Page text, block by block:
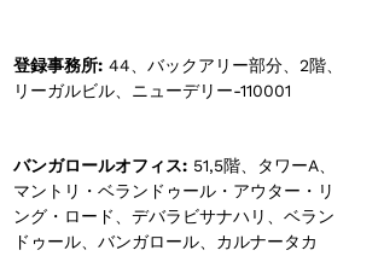
登録事務所:44、バックアリー部分、2階、
リーガルビル、ニューデリー-110001
バンガロールオフィス:51,5階、タワーA、
マントリ・ベランドゥール・アウター・リ
ング・ロード、デバラビサナハリ、ベラン
ドゥール、バンガロール、カルナータカ